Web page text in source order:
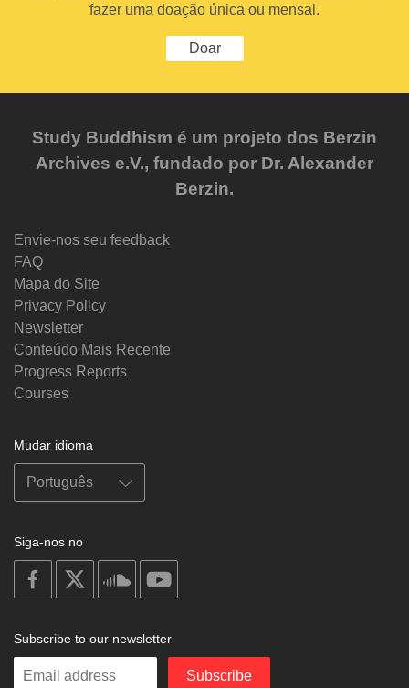
fazer uma doação única ou mensal.
Doar
Study Buddhism é um projeto dos Berzin
Archives e.V., fundado por Dr. Alexander
Berzin.
Envie-nos seu feedback
FAQ
Mapa do Site
Privacy Policy
Newsletter
Conteúdo Mais Recente
Progress Reports
Courses
Mudar idioma
Siga-nos no
on
facebook
soundcloud
Subscribe to our newsletter
Enter
Subscribe